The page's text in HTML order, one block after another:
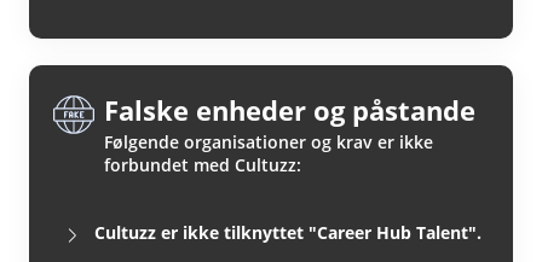
Falske enheder og påstande
Følgende organisationer og krav er ikke
forbundet med Cultuzz:
Cultuzz er ikke tilknyttet "Career Hub Talent".